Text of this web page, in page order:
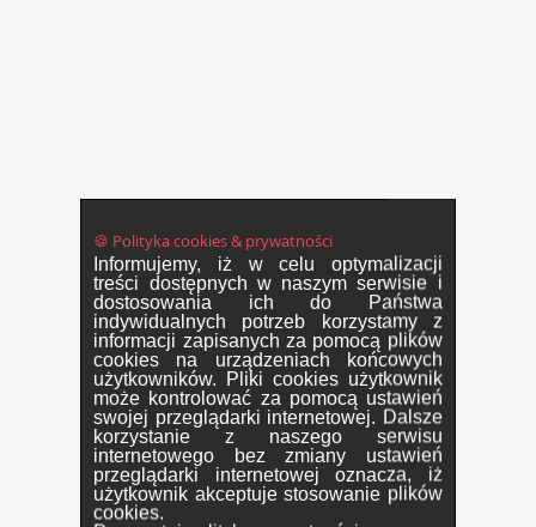
🍪 Polityka cookies & prywatności
Informujemy, iż w celu optymalizacji
treści dostępnych w naszym serwisie i
dostosowania ich do Państwa
indywidualnych potrzeb korzystamy z
informacji zapisanych za pomocą plików
cookies na urządzeniach końcowych
użytkowników. Pliki cookies użytkownik
może kontrolować za pomocą ustawień
swojej przeglądarki internetowej. Dalsze
korzystanie z naszego serwisu
internetowego bez zmiany ustawień
przeglądarki internetowej oznacza, iż
użytkownik akceptuje stosowanie plików
cookies.